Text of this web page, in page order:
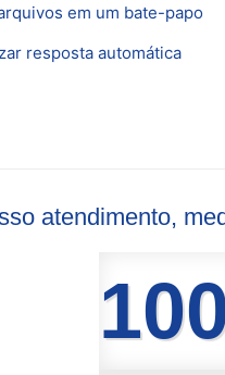
em um bate-papo
resposta automática
atendimento,